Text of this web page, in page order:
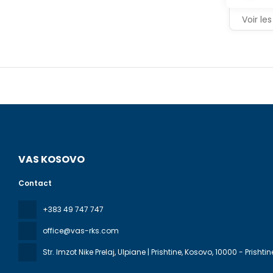
consigne
Voir
VAS KOSOVO
Contact
+383 49 747 747
office@vas-rks.com
Str. Imzot Nike Prelaj, Ulpiane | Prishtine, Kosovo, 10000 -